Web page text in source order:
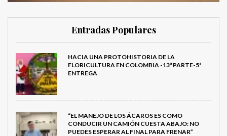
Entradas Populares
HACIA UNA PROTOHISTORIA DE LA
FLORICULTURA EN COLOMBIA -13ª PARTE-5ª
ENTREGA
“EL MANEJO DE LOS ÁCAROS ES COMO
CONDUCIR UN CAMIÓN CUESTA ABAJO: NO
PUEDES ESPERAR AL FINAL PARA FRENAR”